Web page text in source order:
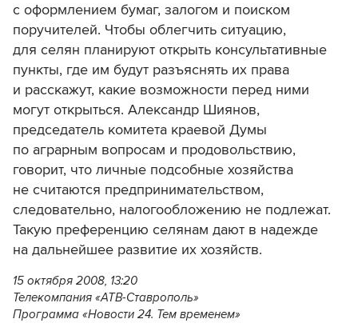
с оформлением бумаг, залогом и поиском
поручителей. Чтобы облегчить ситуацию,
для селян планируют открыть консультативные
пункты, где им будут разъяснять их права
и расскажут, какие возможности перед ними
могут открыться. Александр Шиянов,
председатель комитета краевой Думы
по аграрным вопросам и продовольствию,
говорит, что личные подсобные хозяйства
не считаются предпринимательством,
следовательно, налогообложению не подлежат.
Такую преференцию селянам дают в надежде
на дальнейшее развитие их хозяйств.
15 октября 2008, 13:20
Телекомпания «АТВ-Ставрополь»
Программа «Новости 24. Тем временем»